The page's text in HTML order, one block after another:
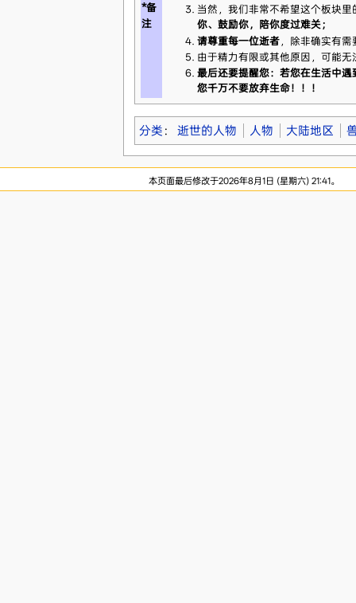
*备
注
当然，我们非常不希望这个板块
你、鼓励你，陪你度过难关；
请尊重每一位逝者 ，除非确实有
由于精力有限或其他原因，可能
最后还要提醒您：若您在生活中
您千万不要放弃生命！！！
分类 ： 逝世的人物 人物 大陆地区
本页面最后修改于2026年8月1日 (星期六) 21:41。